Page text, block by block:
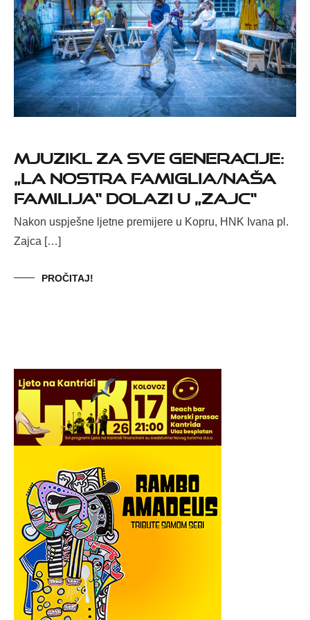
MJUZIKL ZA SVE GENERACIJE:
„LA NOSTRA FAMIGLIA/NAŠA
FAMILIJA“ DOLAZI U „ZAJC“
Nakon uspješne ljetne premijere u Kopru, HNK Ivana pl.
Zajca […]
PROČITAJ!